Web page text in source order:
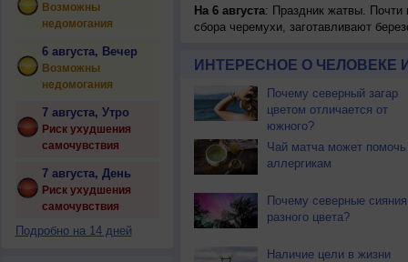
Возможны
недомогания
6 августа, Вечер
Возможны
недомогания
7 августа, Утро
Риск ухудшения
самочувствия
7 августа, День
Риск ухудшения
самочувствия
Подробно на 14 дней
На 6 августа: Праздник жатвы. Почти
сбора черемухи, заготавливают
ИНТЕРЕСНОЕ О ЧЕЛОВЕКЕ
Почему северный загар
цветом отличается от
южного?
Чай матча может помочь
аллергикам
Почему северные сияния
разного цвета?
Наличие цели в жизни